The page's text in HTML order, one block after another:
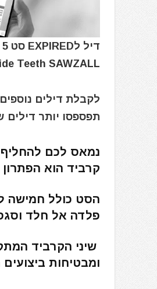
Teeth SAWZALL
לקבלת דילים
תפספסו יותר דילים
קרביד הוא
פלדה אל חלד
ומבטיחות